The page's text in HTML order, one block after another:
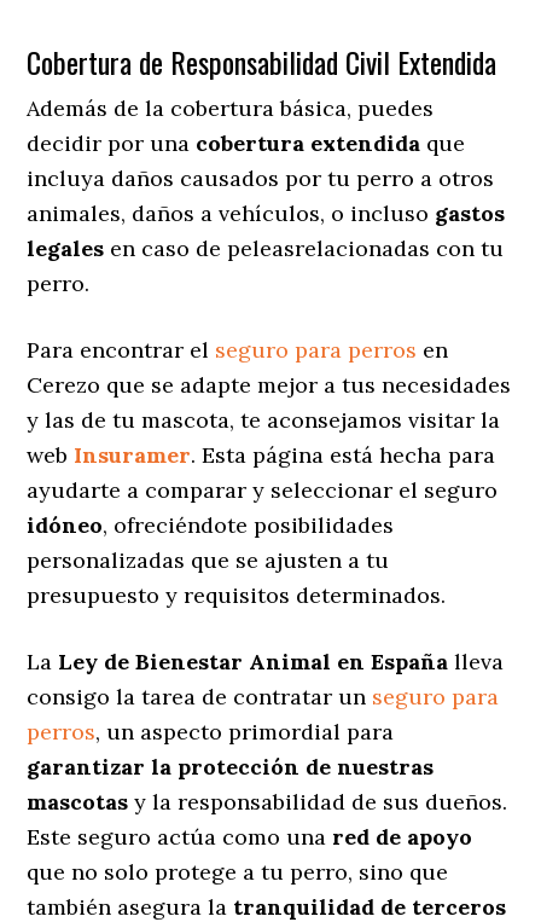
Cobertura de Responsabilidad Civil Extendida
Además de la cobertura básica, puedes
decidir por una cobertura extendida que
incluya daños causados por tu perro a otros
animales, daños a vehículos, o incluso gastos
legales en caso de peleasrelacionadas con tu
perro.
Para encontrar el seguro para perros en
Cerezo que se adapte mejor a tus necesidades
y las de tu mascota, te aconsejamos visitar la
web Insuramer. Esta página está hecha para
ayudarte a comparar y seleccionar el seguro
idóneo, ofreciéndote posibilidades
personalizadas que se ajusten a tu
presupuesto y requisitos determinados.
La Ley de Bienestar Animal en España lleva
consigo la tarea de contratar un seguro para
perros, un aspecto primordial para
garantizar la protección de nuestras
mascotas y la responsabilidad de sus dueños.
Este seguro actúa como una red de apoyo
que no solo protege a tu perro, sino que
también asegura la tranquilidad de terceros